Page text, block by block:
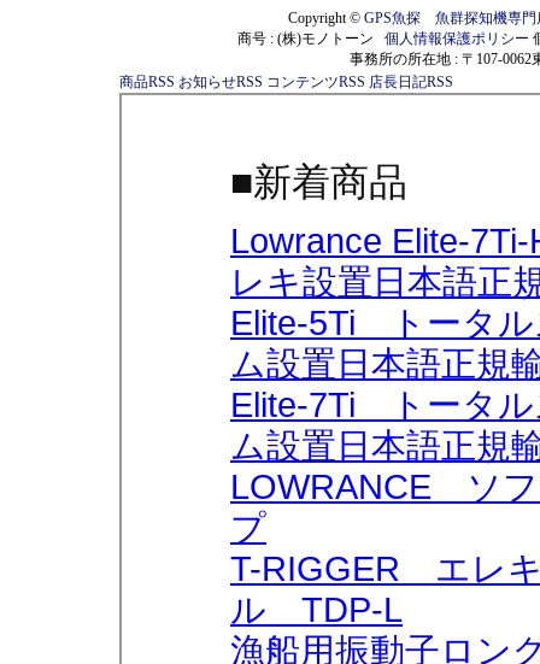
Copyright © GPS魚探 魚群探知機専
商号 : (株)モノトーン 個人情報保護ポリシー
事務所の所在地 : 〒107-
商品RSS お知らせRSS コンテンツRSS 店長日記RSS